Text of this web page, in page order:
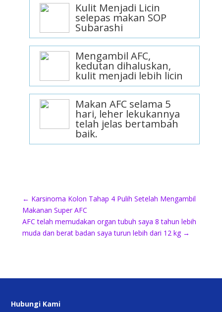
Kulit Menjadi Licin
selepas makan SOP
Subarashi
Mengambil AFC,
kedutan dihaluskan,
kulit menjadi lebih licin
Makan AFC selama 5
hari, leher lekukannya
telah jelas bertambah
baik.
← Karsinoma Kolon Tahap 4 Pulih Setelah Mengambil
Makanan Super AFC
AFC telah memudakan organ tubuh saya 8 tahun lebih
muda dan berat badan saya turun lebih dari 12 kg→
Hubungi Kami